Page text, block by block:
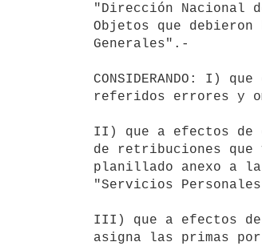
"Dirección Nacional
Objetos que
Generales".-
CONSIDERANDO: I)
referidos errores y
II) que a efectos de
de retribuciones
planillado anexo a
"Servicios
III) que a efectos de
asigna las primas